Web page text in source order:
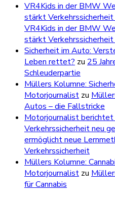
VR4Kids in der BMW
stärkt
VR4Kids in der BMW
stärkt Verkehrssicherheit
Sicherheit im Auto:
Leben rettet? zu 25
Schleuderpartie
Müllers Kolumne:
Motorjournalist zu
Autos – die Fallstricke
Motorjournalist berichtet
Verkehrssicherheit neu
ermöglicht neue
Verkehrssicherheit
Müllers Kolumne:
Motorjournalist zu
für Cannabis